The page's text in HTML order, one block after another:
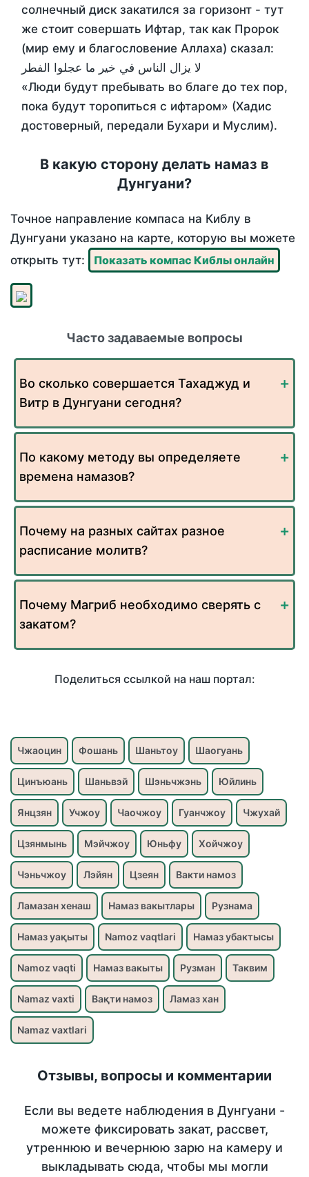
солнечный диск закатился за горизонт - тут
же стоит совершать Ифтар, так как Пророк
(мир ему и благословение Аллаха) сказал:
لا يزال الناس في خير ما عجلوا الفطر
«Люди будут пребывать во благе до тех пор,
пока будут торопиться с ифтаром» (Хадис
достоверный, передали Бухари и Муслим).
В какую сторону делать намаз в
Дунгуани?
Точное направление компаса на Киблу в
Дунгуани указано на карте, которую вы можете
открыть тут:
Показать компас Киблы онлайн
Часто задаваемые вопросы
Во сколько совершается Тахаджуд и
Витр в Дунгуани сегодня?
По какому методу вы определяете
времена намазов?
Почему на разных сайтах разное
расписание молитв?
Почему Магриб необходимо сверять с
закатом?
Поделиться ссылкой на наш портал:
Чжаоцин Фошань Шаньтоу Шаогуань
Цинъюань Шаньвэй Шэньчжэнь Юйлинь
Янцзян Учжоу Чаочжоу Гуанчжоу Чжухай
Цзянмынь Мэйчжоу Юньфу Хойчжоу
Чэньчжоу Лэйян Цзеян Вакти намоз
Ламазан хенаш Намаз вакытлары Рузнама
Намаз уақыты Namoz vaqtlari Намаз убактысы
Namoz vaqti Намаз вакыты Рузман Таквим
Namaz vaxti Вақти намоз Ламаз хан
Namaz vaxtlari
Отзывы, вопросы и комментарии
Если вы ведете наблюдения в Дунгуани -
можете фиксировать закат, рассвет,
утреннюю и вечернюю зарю на камеру и
выкладывать сюда, чтобы мы могли